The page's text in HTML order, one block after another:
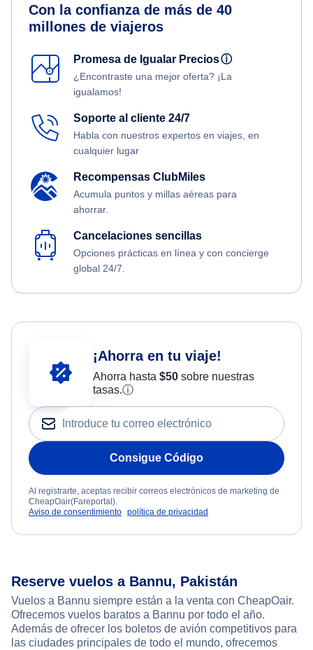
Con la confianza de más de 40
millones de viajeros
Promesa de Igualar Preciosⓘ
¿Encontraste una mejor oferta? ¡La
igualamos!
Soporte al cliente 24/7
Habla con nuestros expertos en viajes, en
cualquier lugar
Recompensas ClubMiles
Acumula puntos y millas aéreas para
ahorrar.
Cancelaciones sencillas
Opciones prácticas en línea y con concierge
global 24/7.
¡Ahorra en tu viaje!
Ahorra hasta $50sobre nuestras
tasas.ⓘ
Consigue Código
Al registrarte, aceptas recibir correos electrónicos de marketing de
CheapOair(Fareportal).
Aviso de consentimiento política de privacidad
Reserve vuelos a Bannu, Pakistán
Vuelos a Bannu siempre están a la venta con CheapOair.
Ofrecemos vuelos baratos a Bannu por todo el año.
Además de ofrecer los boletos de avión competitivos para
las ciudades principales de todo el mundo, ofrecemos